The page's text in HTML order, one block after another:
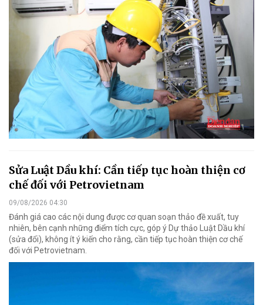
Sửa Luật Dầu khí: Cần tiếp tục hoàn thiện cơ
chế đối với Petrovietnam
09/08/2026 04:30
Đánh giá cao các nội dung được cơ quan soạn thảo đề xuất, tuy
nhiên, bên cạnh những điểm tích cực, góp ý Dự thảo Luật Dầu khí
(sửa đổi), không ít ý kiến cho rằng, cần tiếp tục hoàn thiện cơ chế
đối với Petrovietnam.